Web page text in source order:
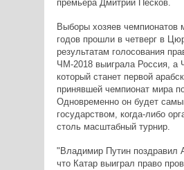
премьера Дмитрий Песков.
Выборы хозяев чемпионатов
годов прошли в четверг в
результатам голосования
ЧМ-2018 выиграла Россия, а
который станет первой
принявшей чемпионат мира
Одновременно он будет
государством, когда-либо
столь масштабный турнир.
"Владимир Путин поздравил
что Катар выиграл право